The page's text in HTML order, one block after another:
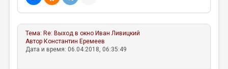
ЦИКЛЫ ПУБЛИКАЦИЙ
ТРЕДИАКОВСКИЙ
МЕДИА
Тема: Re: Выход в окно Иван Ливицкий
Автор Константин Еремеев
Дата и время: 06.04.2018, 06:35:49